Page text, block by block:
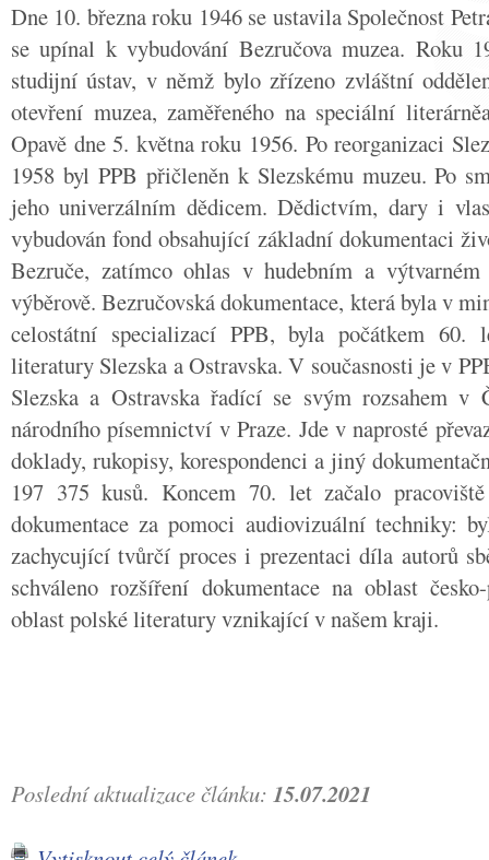
Dne 10. března roku 1946 se ustavila Společnost
se upínal k vybudování Bezručova muzea. Roku
studijní ústav, v němž bylo zřízeno zvláštní
otevření muzea, zaměřeného na speciální
Opavě dne 5. května roku 1956. Po reorganizaci
1958 byl PPB přičleněn k Slezskému muzeu. Po
jeho univerzálním dědicem. Dědictvím, dary i
vybudován fond obsahující základní dokumentaci
Bezruče, zatímco ohlas v hudebním a
výběrově. Bezručovská dokumentace, která byla v
celostátní specializací PPB, byla počátkem 60.
literatury Slezska a Ostravska. V současnosti je v
Slezska a Ostravska řadící se svým rozsahem v
národního písemnictví v Praze. Jde v naprosté
doklady, rukopisy, korespondenci a jiný
197 375 kusů. Koncem 70. let začalo
dokumentace za pomoci audiovizuální techniky:
zachycující tvůrčí proces i prezentaci díla autorů
schváleno rozšíření dokumentace na oblast
oblast polské literatury vznikající v našem kraji.
Poslední aktualizace článku: 15.07.2021